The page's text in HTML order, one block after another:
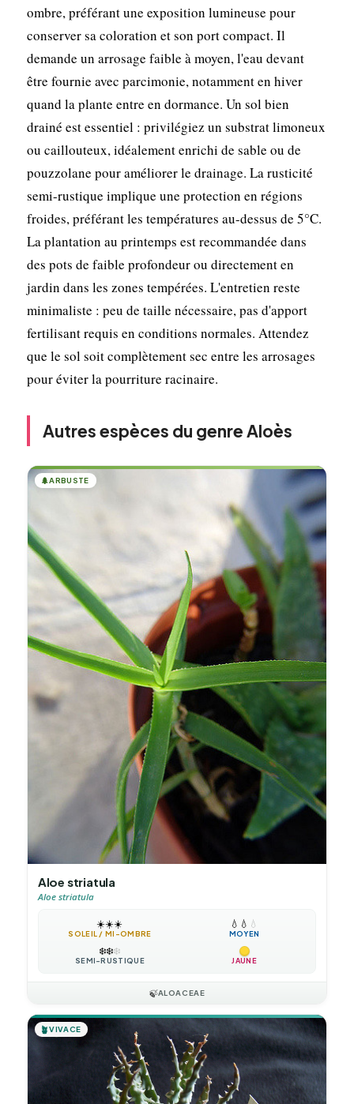
ombre, préférant une exposition lumineuse pour
conserver sa coloration et son port compact. Il
demande un arrosage faible à moyen, l'eau devant
être fournie avec parcimonie, notamment en hiver
quand la plante entre en dormance. Un sol bien
drainé est essentiel : privilégiez un substrat limoneux
ou caillouteux, idéalement enrichi de sable ou de
pouzzolane pour améliorer le drainage. La rusticité
semi-rustique implique une protection en régions
froides, préférant les températures au-dessus de 5°C.
La plantation au printemps est recommandée dans
des pots de faible profondeur ou directement en
jardin dans les zones tempérées. L'entretien reste
minimaliste : peu de taille nécessaire, pas d'apport
fertilisant requis en conditions normales. Attendez
que le sol soit complètement sec entre les arrosages
pour éviter la pourriture racinaire.
Autres espèces du genre Aloès
🌲ARBUSTE
Aloe striatula
Aloe striatula
☀️☀️☀️
SOLEIL / MI-OMBRE
💧 💧 💧
MOYEN
❄️❄️❄️
SEMI-RUSTIQUE JAUNE
🍃ALOACEAE
🪴VIVACE